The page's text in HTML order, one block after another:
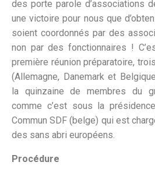
des porte parole d’associations
une victoire pour nous que
soient coordonnés par des
non par des fonctionnaires !
première réunion préparatoire,
(Allemagne, Danemark et
la quinzaine de membres du
comme c’est sous la
Commun SDF (belge) qui est
des sans abri européens.
Procédure